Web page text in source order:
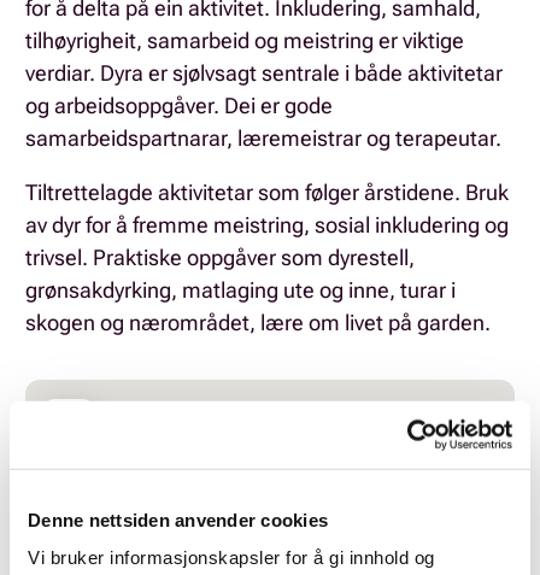
Denne nettsiden anvender cookies
Vi bruker informasjonskapsler for å gi innhold og
for å delta på ein aktivitet. Inkludering, samhald,
tilhøyrigheit, samarbeid og meistring er viktige
verdiar. Dyra er sjølvsagt sentrale i både aktivitetar
og arbeidsoppgåver. Dei er gode
samarbeidspartnarar, læremeistrar og terapeutar.
Tiltrettelagde aktivitetar som følger årstidene. Bruk
av dyr for å fremme meistring, sosial inkludering og
trivsel. Praktiske oppgåver som dyrestell,
grønsakdyrking, matlaging ute og inne, turar i
skogen og nærområdet, lære om livet på garden.